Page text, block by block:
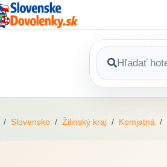
Slovensko Žilinský kraj Komjatná